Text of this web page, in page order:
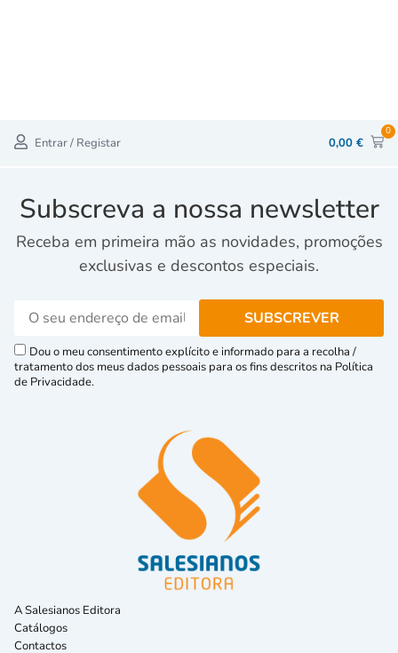
Entrar / Registar 0,00 €
0
Subscreva a nossa newsletter
Receba em primeira mão as novidades, promoções
exclusivas e descontos especiais.
Dou o meu consentimento explícito e informado para a recolha /
tratamento dos meus dados pessoais para os fins descritos na Política
de Privacidade.
A Salesianos Editora
Catálogos
Contactos